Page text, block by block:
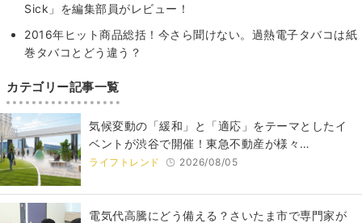
Sick」を編集部員がレビュー！
2016年ヒット商品総括！今さら聞けない。過熱電子タバコは紙
巻タバコとどう違う？
カテゴリー記事一覧
気候変動の「緩和」と「適応」をテーマとしたイ
ベントが渋谷で開催！東急不動産が様々…
ライフトレンド 2026/08/05
電気代高騰にどう備える？さいたま市で専門家が